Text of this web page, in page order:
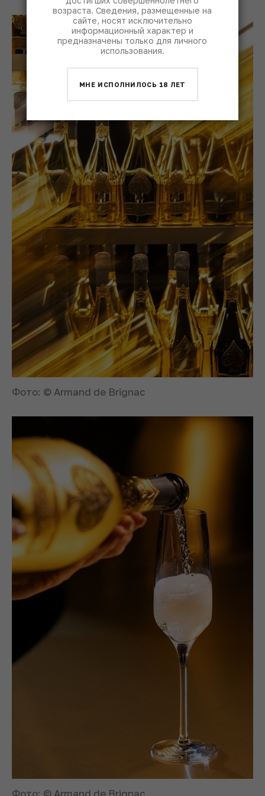
Фото: © Armand de Brignac
Фото: © Armand de Brignac
возраста. Сведения, размещенные на
сайте, носят исключительно
информационный характер и
предназначены только для личного
использования.
МНЕ ИСПОЛНИЛОСЬ 18 ЛЕТ